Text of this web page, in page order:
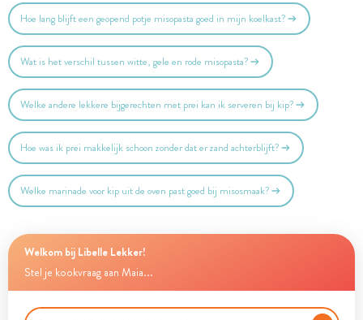
Hoe lang blijft een geopend potje misopasta goed in mijn koelkast?
Wat is het verschil tussen witte, gele en rode misopasta?
Welke andere lekkere bijgerechten met prei kan ik serveren bij kip?
Hoe was ik prei makkelijk schoon zonder dat er zand achterblijft?
Welke marinade voor kip uit de oven past goed bij misosmaak?
Welkom bij Libelle Lekker!
Stel je kookvraag aan Maia...